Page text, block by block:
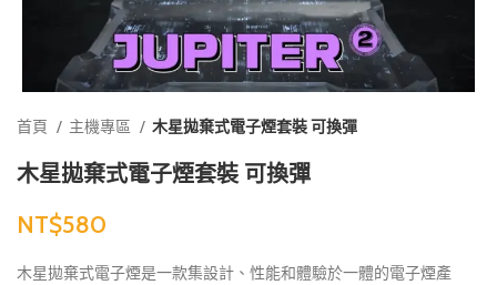
首頁 主機專區 木星拋棄式電子煙套裝 可換彈
木星拋棄式電子煙套裝 可換彈
NT$
木星拋棄式電子煙是一款集設計、性能和體驗於一體的電子煙產